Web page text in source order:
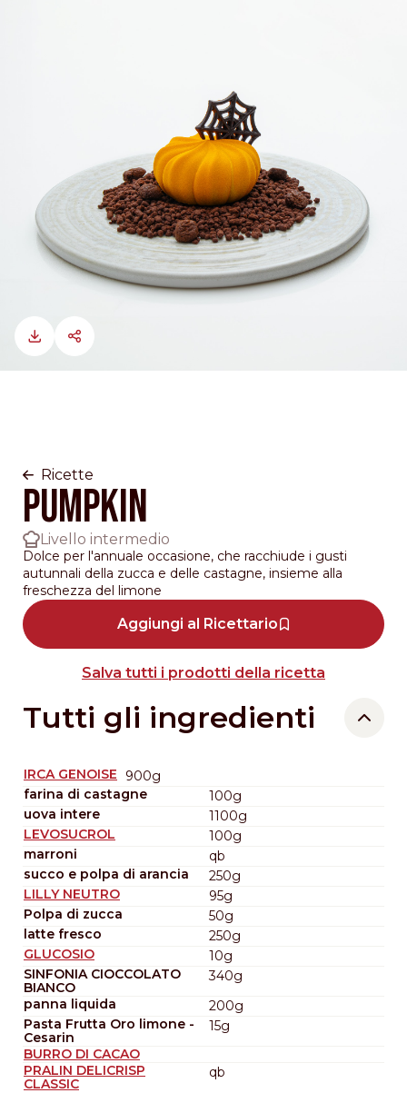
Ricette
PUMPKIN
Livello intermedio
Dolce per l'annuale occasione, che racchiude i gusti
autunnali della zucca e delle castagne, insieme alla
freschezza del limone
Aggiungi al Ricettario
Salva tutti i prodotti della ricetta
Tutti gli ingredienti
IRCA GENOISE
900g
farina di castagne
100g
uova intere
1100g
LEVOSUCROL
100g
marroni
qb
succo e polpa di arancia
250g
LILLY NEUTRO
95g
Polpa di zucca
50g
latte fresco
250g
GLUCOSIO
10g
SINFONIA CIOCCOLATO
BIANCO
340g
panna liquida
200g
Pasta Frutta Oro limone -
Cesarin
15g
BURRO DI CACAO
PRALIN DELICRISP
CLASSIC
qb